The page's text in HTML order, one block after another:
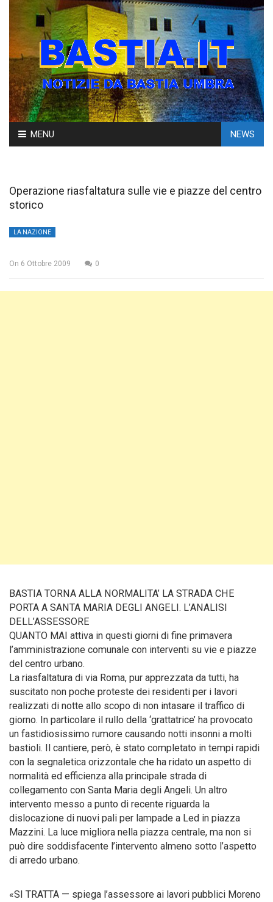
Skip
to
MENU NEWS
Operazione riasfaltatura sulle vie e piazze del centro
storico
LA NAZIONE
On 6 Ottobre 2009 0
BASTIA TORNA ALLA NORMALITA’ LA STRADA CHE
PORTA A SANTA MARIA DEGLI ANGELI. L’ANALISI
DELL’ASSESSORE
QUANTO MAI attiva in questi giorni di fine primavera
l’amministrazione comunale con interventi su vie e piazze
del centro urbano.
La riasfaltatura di via Roma, pur apprezzata da tutti, ha
suscitato non poche proteste dei residenti per i lavori
realizzati di notte allo scopo di non intasare il traffico di
giorno. In particolare il rullo della ‘grattatrice’ ha provocato
un fastidiosissimo rumore causando notti insonni a molti
bastioli. Il cantiere, però, è stato completato in tempi rapidi
con la segnaletica orizzontale che ha ridato un aspetto di
normalità ed efficienza alla principale strada di
collegamento con Santa Maria degli Angeli. Un altro
intervento messo a punto di recente riguarda la
dislocazione di nuovi pali per lampade a Led in piazza
Mazzini. La luce migliora nella piazza centrale, ma non si
può dire soddisfacente l’intervento almeno sotto l’aspetto
di arredo urbano.
«SI TRATTA — spiega l’assessore ai lavori pubblici Moreno